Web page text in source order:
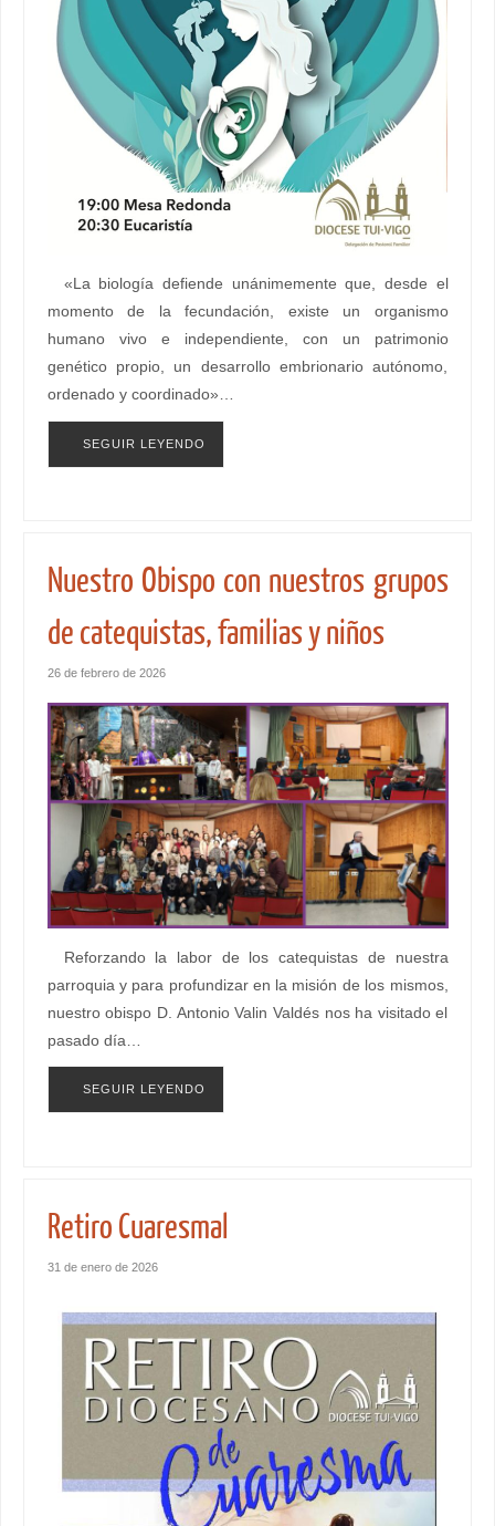
«La biología defiende unánimemente que, desde el
momento de la fecundación, existe un organismo
humano vivo e independiente, con un patrimonio
genético propio, un desarrollo embrionario autónomo,
ordenado y coordinado»…
SEGUIR LEYENDO
Nuestro Obispo con nuestros grupos
de catequistas, familias y niños
26 de febrero de 2026
Reforzando la labor de los catequistas de nuestra
parroquia y para profundizar en la misión de los mismos,
nuestro obispo D. Antonio Valin Valdés nos ha visitado el
pasado día…
SEGUIR LEYENDO
Retiro Cuaresmal
31 de enero de 2026